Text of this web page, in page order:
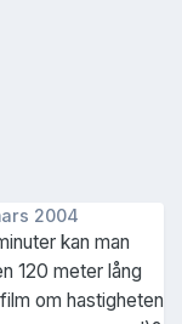
2004
kan man
120 meter lång
om hastigheten